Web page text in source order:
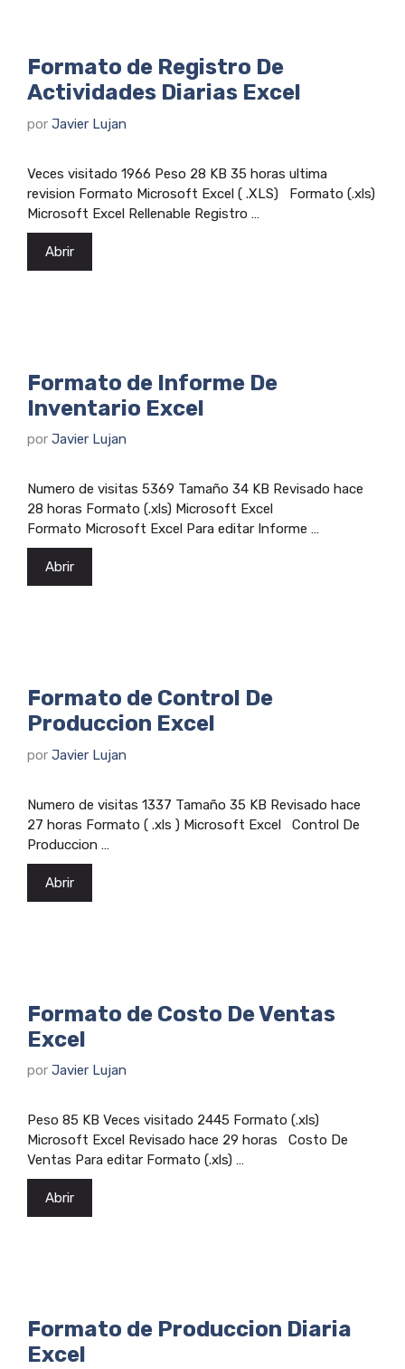
Formato de Registro De
Actividades Diarias Excel
por Javier Lujan
Veces visitado 1966 Peso 28 KB 35 horas ultima
revision Formato Microsoft Excel ( .XLS) Formato (.xls)
Microsoft Excel Rellenable Registro …
Abrir
Formato de Informe De
Inventario Excel
por Javier Lujan
Numero de visitas 5369 Tamaño 34 KB Revisado hace
28 horas Formato (.xls) Microsoft Excel
Formato Microsoft Excel Para editar Informe …
Abrir
Formato de Control De
Produccion Excel
por Javier Lujan
Numero de visitas 1337 Tamaño 35 KB Revisado hace
27 horas Formato ( .xls ) Microsoft Excel Control De
Produccion …
Abrir
Formato de Costo De Ventas
Excel
por Javier Lujan
Peso 85 KB Veces visitado 2445 Formato (.xls)
Microsoft Excel Revisado hace 29 horas Costo De
Ventas Para editar Formato (.xls) …
Abrir
Formato de Produccion Diaria
Excel